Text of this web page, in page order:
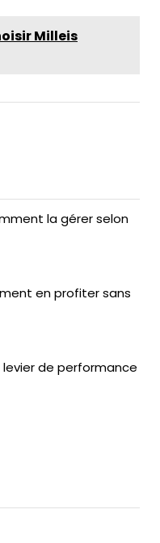
Milleis
la gérer selon
en profiter sans
de performance